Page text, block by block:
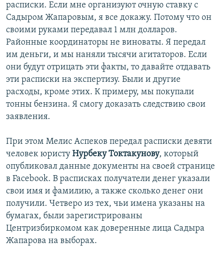
расписки. Если мне организуют очную ставку с
Садыром Жапаровым, я все докажу. Потому что он
своими руками передавал 1 млн долларов.
Районные координаторы не виноваты. Я передал
им деньги, и мы наняли тысячи агитаторов. Если
они будут отрицать эти факты, то давайте отдавать
эти расписки на экспертизу. Были и другие
расходы, кроме этих. К примеру, мы покупали
тонны бензина. Я смогу доказать следствию свои
заявления.
При этом Мелис Аспеков передал расписки девяти
человек юристу Нурбеку Токтакунову, который
опубликовал данные документы на своей странице
в Facebook. В расписках получатели денег указали
свои имя и фамилию, а также сколько денег они
получили. Четверо из тех, чьи имена указаны на
бумагах, были зарегистрированы
Центризбиркомом как доверенные лица Садыра
Жапарова на выборах.